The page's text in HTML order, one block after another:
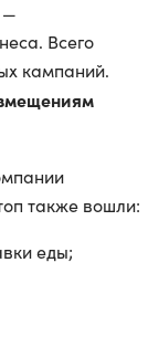
—
Всего
кампаний.
также вошли:
еды;